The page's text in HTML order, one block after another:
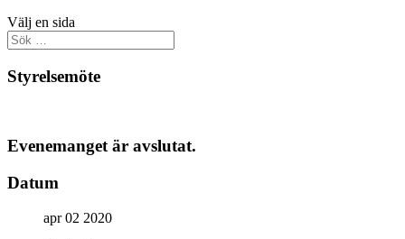
Välj en sida
Styrelsemöte
Evenemanget är avslutat.
Datum
apr 02 2020